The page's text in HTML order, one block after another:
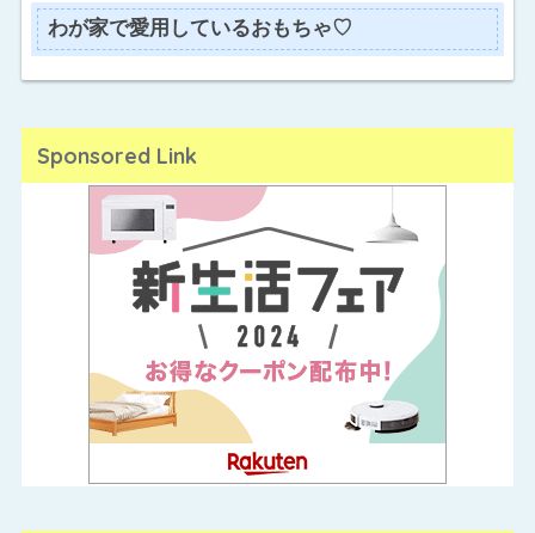
わが家で愛用しているおもちゃ♡
Sponsored Link